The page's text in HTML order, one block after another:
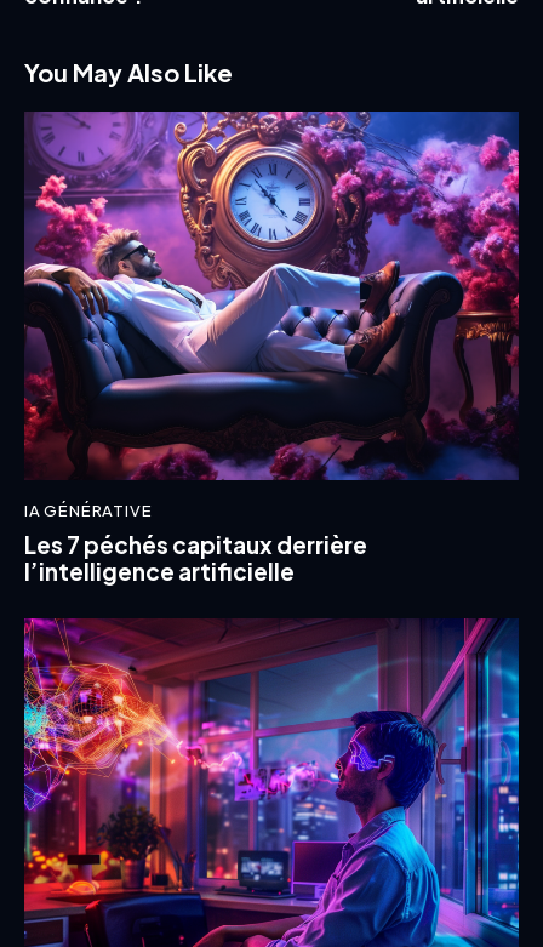
You May Also Like
IA GÉNÉRATIVE
Les 7 péchés capitaux derrière
l’intelligence artificielle